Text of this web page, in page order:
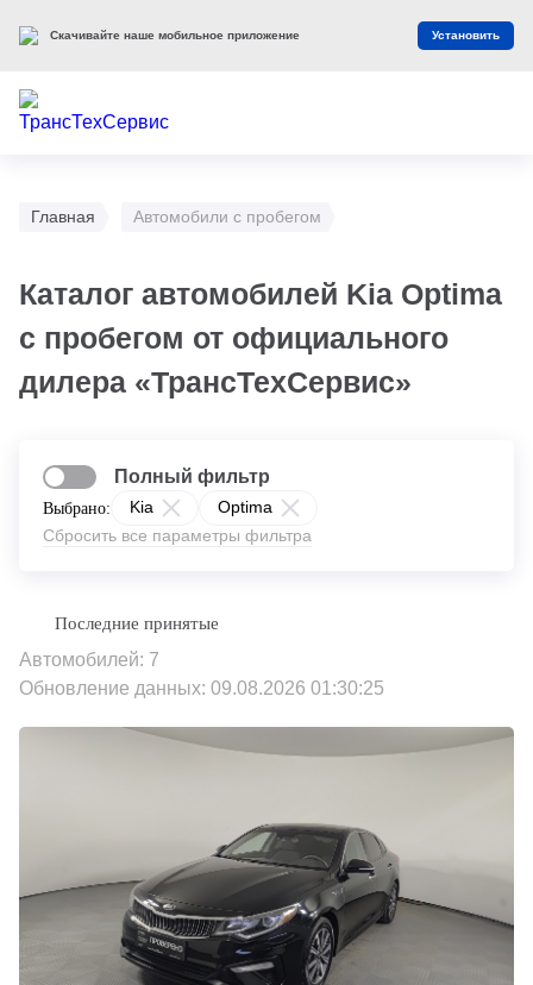
Главная Автомобили с пробегом
Каталог автомобилей Kia Optima
с пробегом от официального
дилера «ТрансТехСервис»
Выбрано: Kia
Optima
Сбросить все параметры фильтра
Полный фильтр
Автомобилей: 7
Обновление данных: 09.08.2026 01:30:25
Скачивайте наше мобильное приложение Установить